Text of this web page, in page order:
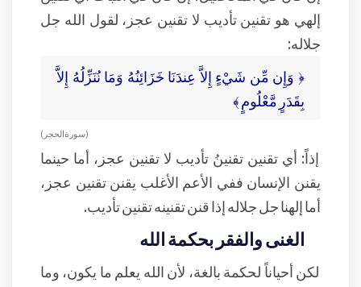
إلهي هو تقنين تأديب لا تقنين عجز، لقول الله جل
جلاله:
﴿ وَإِن مِّن شَيْءٍ إِلاَّ عِندَنَا خَزَائِنُهُ وَمَا نُنَزِّلُهُ إِلاَّ
بِقَدَرٍ مَّعْلُومٍ ﴾
( سورة الحجر )
إذاً: أي تقنين تقنينُ تأديب لا تقنين عجز، أما حينما
يقنن الإنسان ففي الأعم الأغلب يقنن تقنين عجز،
أما إلهنا جل جلاله إذا قنن تقنينه تقنين تأديب.
الغنى والفقر بحكمة الله
لكن أحياناً لحكمة بالغة، لأن الله يعلم ما يكون، وما